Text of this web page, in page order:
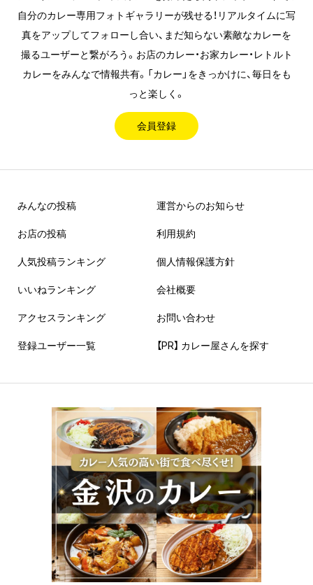
自分のカレー専用フォトギャラリーが残せる！リアルタイムに写
真をアップしてフォローし合い、まだ知らない素敵なカレーを
撮るユーザーと繋がろう。お店のカレー・お家カレー・レトルト
カレーをみんなで情報共有。「カレー」をきっかけに、毎日をも
っと楽しく。
会員登録
みんなの投稿
お店の投稿
人気投稿ランキング
いいねランキング
アクセスランキング
登録ユーザー一覧
運営からのお知らせ
利用規約
個人情報保護方針
会社概要
お問い合わせ
【PR】 カレー屋さんを探す